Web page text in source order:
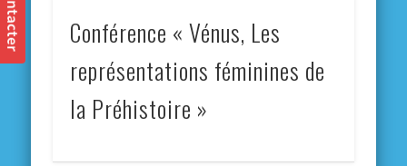
Conférence « Vénus, Les
représentations féminines de
la Préhistoire »